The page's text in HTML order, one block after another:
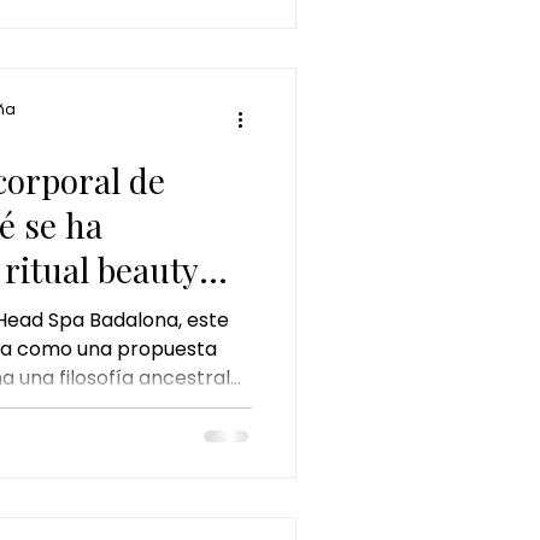
de
se ha
beauty
Spa Badalona, este
como una propuesta
una filosofía ancestral
sensorial completa. El
un masaje: es una